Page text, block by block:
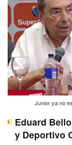
Junior ya no
Eduard
y Deportivo